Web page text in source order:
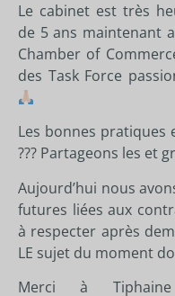
Le cabinet est très
de 5 ans maintenant
Chamber of
des Task Force
Les bonnes pratiques
??? Partageons les et
Aujourd’hui nous
futures liées aux
à respecter après
LE sujet du moment
Merci à